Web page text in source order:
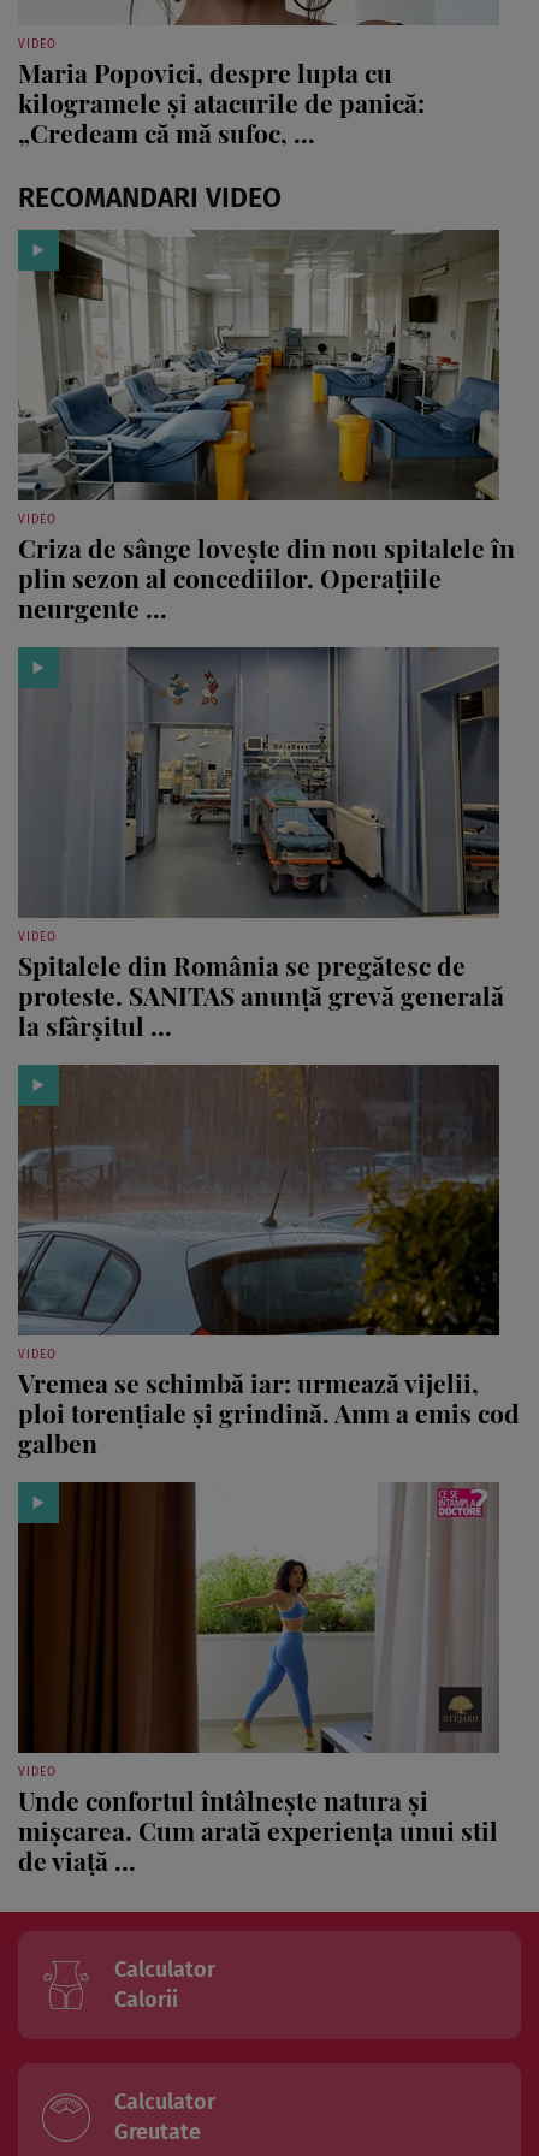
VIDEO
Maria Popovici, despre lupta cu
kilogramele și atacurile de panică:
„Credeam că mă sufoc, ...
RECOMANDARI VIDEO
VIDEO
Criza de sânge lovește din nou spitalele în
plin sezon al concediilor. Operațiile
neurgente ...
VIDEO
Spitalele din România se pregătesc de
proteste. SANITAS anunță grevă generală
la sfârșitul ...
VIDEO
Vremea se schimbă iar: urmează vijelii,
ploi torențiale și grindină. Anm a emis cod
galben
VIDEO
Unde confortul întâlnește natura și
mișcarea. Cum arată experiența unui stil
de viață ...
Calculator
Calorii
Calculator
Greutate